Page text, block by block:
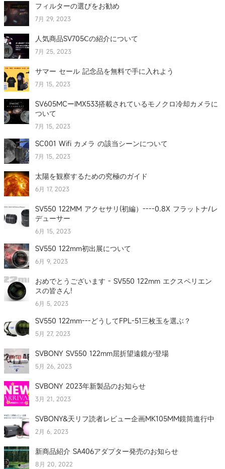
フィルターの選びをお勧め
7月 29, 2023
人気商品SV705Ⅽの紹介について
7月 25, 2023
サマー セール 記念品を無料で手に入れよう
7月 15, 2023
SV605MCーIMX533搭載されているモノクロ冷却カメラに
ついて
7月 15, 2023
SC001 Wifi カメラ の該当シーンについて
7月 15, 2023
太陽を観察するための究極のガイド
6月 17, 2023
SV550 122MM アクセサリ(初編）----0.8X フラットナ/レ
デューサー
6月 15, 2023
SV550 122mm初出展について
6月 9, 2023
おめでとうございます - SV550 122mm エクスペリエン
スの皆さん!
6月 5, 2023
SV550 122mm---どうしてFPL-51三枚玉を選ぶ？
5月 27, 2023
SVBONY SV550 122mm屈折望遠鏡が登場
5月 26, 2023
SVBONY 2023年新製品のお知らせ
3月 21, 2023
SVBONY&天リフ読者レビュー企画MK105MM鏡筒進行中
2月 6, 2023
新商品紹介 SA406アダプター発売のお知らせ
8月 20, 2022